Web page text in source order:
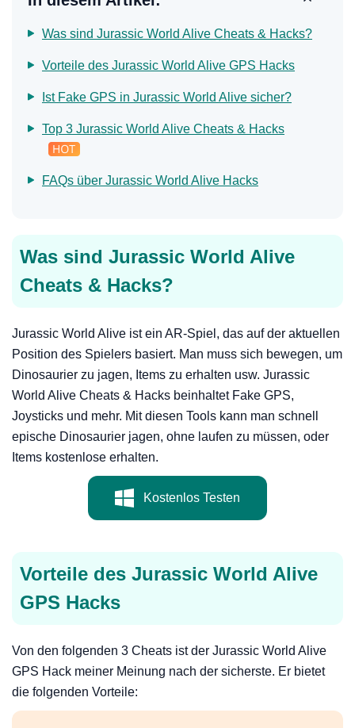
Was sind Jurassic World Alive Cheats & Hacks?
Vorteile des Jurassic World Alive GPS Hacks
Ist Fake GPS in Jurassic World Alive sicher?
Top 3 Jurassic World Alive Cheats & Hacks
FAQs über Jurassic World Alive Hacks
Was sind Jurassic World Alive
Cheats & Hacks?
Jurassic World Alive ist ein AR-Spiel, das auf der aktuellen
Position des Spielers basiert. Man muss sich bewegen, um
Dinosaurier zu jagen, Items zu erhalten usw. Jurassic
World Alive Cheats & Hacks beinhaltet Fake GPS,
Joysticks und mehr. Mit diesen Tools kann man schnell
epische Dinosaurier jagen, ohne laufen zu müssen, oder
Items kostenlose erhalten.
Kostenlos Testen
Vorteile des Jurassic World Alive
GPS Hacks
Von den folgenden 3 Cheats ist der Jurassic World Alive
GPS Hack meiner Meinung nach der sicherste. Er bietet
die folgenden Vorteile: